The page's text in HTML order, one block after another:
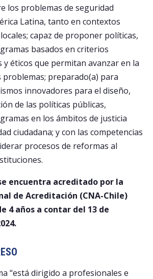
los problemas de seguridad
Latina, tanto en contextos
capaz de proponer políticas,
basados en criterios
y éticos que permitan avanzar en la
problemas; preparado(a) para
innovadores para el diseño,
de las políticas públicas,
en los ámbitos de justicia
ciudadana; y con las competencias
procesos de reformas al
encuentra acreditado por la
de Acreditación (CNA-Chile)
4 años a contar del 13 de
“está dirigido a profesionales e